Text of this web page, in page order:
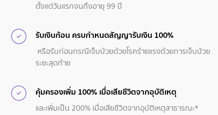
ตั้งแต่วันแรกจนถึงอายุ 99 ปี
รับเงินก้อน ครบกำหนดสัญญารับเงิน 100%
หรือรับก่อนกรณีเจ็บป่วยด้วยโรคร้ายแรงด้วยการเจ็บป่วย
ระยะสุดท้าย
คุ้มครองเพิ่ม 100% เมื่อเสียชีวิตจากอุบัติเหตุ
และเพิ่มเป็น 200% เมื่อเสียชีวิตจากอุบัติเหตุสาธารณะ*